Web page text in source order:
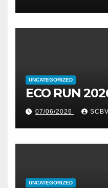
UNCATEGORIZED
ECO RUN
07/06/2026 SCBV
UNCATEGORIZED